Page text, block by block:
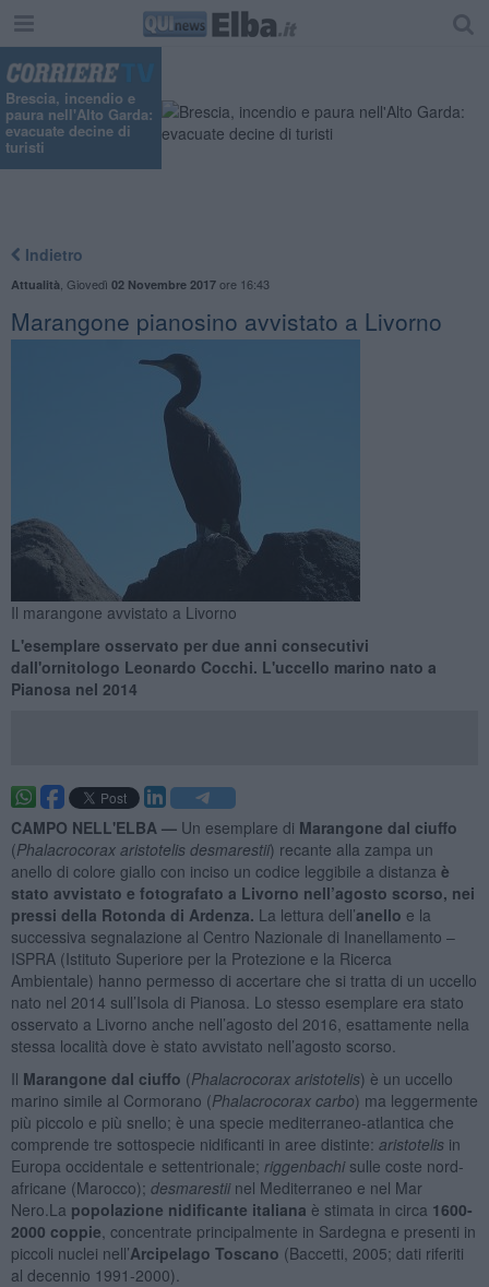
Brescia, incendio e
paura nell'Alto Garda:
evacuate decine di
turisti
Indietro
Attualità Giovedì 02 Novembre 2017ore 16:43
Marangone pianosino avvistato a Livorno
Il marangone avvistato a Livorno
L'esemplare osservato per due anni consecutivi
dall'ornitologo Leonardo Cocchi. L'uccello marino nato a
Pianosa nel 2014
CAMPO NELL'ELBA — Un esemplare di Marangone dal ciuffo
(Phalacrocorax aristotelis desmarestii) recante alla zampa un
anello di colore giallo con inciso un codice leggibile a distanza è
stato avvistato e fotografato a Livorno nell’agosto scorso, nei
pressi della Rotonda di Ardenza. La lettura dell’anello e la
successiva segnalazione al Centro Nazionale di Inanellamento –
ISPRA (Istituto Superiore per la Protezione e la Ricerca
Ambientale) hanno permesso di accertare che si tratta di un uccello
nato nel 2014 sull’Isola di Pianosa. Lo stesso esemplare era stato
osservato a Livorno anche nell’agosto del 2016, esattamente nella
stessa località dove è stato avvistato nell’agosto scorso.
Il Marangone dal ciuffo (Phalacrocorax aristotelis) è un uccello
marino simile al Cormorano (Phalacrocorax carbo) ma leggermente
più piccolo e più snello; è una specie mediterraneo-atlantica che
comprende tre sottospecie nidificanti in aree distinte: aristotelisin
Europa occidentale e settentrionale; riggenbachisulle coste nord-
africane (Marocco); desmarestiinel Mediterraneo e nel Mar
Nero.La popolazione nidificante italiana è stimata in circa 1600-
2000 coppie , concentrate principalmente in Sardegna e presenti in
piccoli nuclei nell’Arcipelago Toscano (Baccetti, 2005; dati riferiti
al decennio 1991-2000).